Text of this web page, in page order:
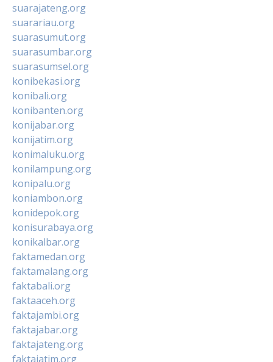
suarajateng.org
suarariau.org
suarasumut.org
suarasumbar.org
suarasumsel.org
konibekasi.org
konibali.org
konibanten.org
konijabar.org
konijatim.org
konimaluku.org
konilampung.org
konipalu.org
koniambon.org
konidepok.org
konisurabaya.org
konikalbar.org
faktamedan.org
faktamalang.org
faktabali.org
faktaaceh.org
faktajambi.org
faktajabar.org
faktajateng.org
faktajatim.org